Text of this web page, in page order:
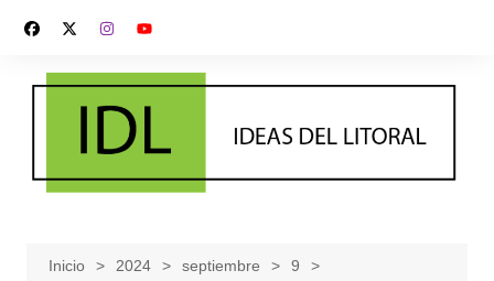
contenido
Inicio 2024 septiembre
9